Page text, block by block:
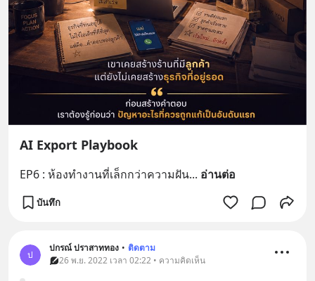
AI Export Playbook
EP6 : ห้องทำงานที่เล็กกว่าความฝัน... อ่านต่อ
บันทึก
ป
ปกรณ์ ปราสาททอง • ติดตาม
26 พ.ย. 2022 เวลา 02:22 • ความคิดเห็น